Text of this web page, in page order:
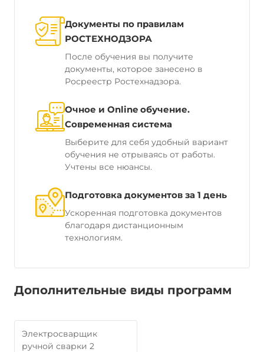
Документы по правилам
РОСТЕХНОДЗОРА
После обучения вы получите
документы, которое занесено в
Росреестр Ростехнадзора.
Очное и Online обучение.
Современная система
Выберите для себя удобный вариант
обучения не отрываясь от работы.
Учтены все нюансы.
Подготовка документов за 1 день
Ускоренная подготовка документов
благодаря дистанционным
технологиям.
Дополнительные виды программ
Электросварщик
ручной сварки 2